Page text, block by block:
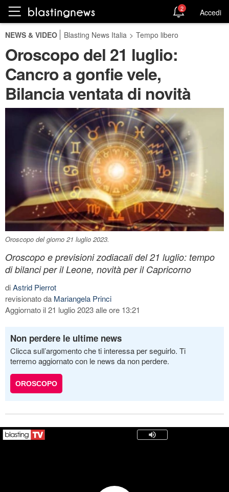
2 Accedi
NEWS & VIDEO Blasting News Italia > Tempo libero
Oroscopo del 21 luglio:
Cancro a gonfie vele,
Bilancia ventata di novità
Oroscopo del giorno 21 luglio 2023.
Oroscopo e previsioni zodiacali del 21 luglio: tempo
di bilanci per il Leone, novità per il Capricorno
diAstrid Pierrot
revisionato da Mariangela Princi
Aggiornato il 21 luglio 2023 alle ore 13:21
Non perdere le ultime news
Clicca sull’argomento che ti interessa per seguirlo. Ti
terremo aggiornato con le news da non perdere.
OROSCOPO